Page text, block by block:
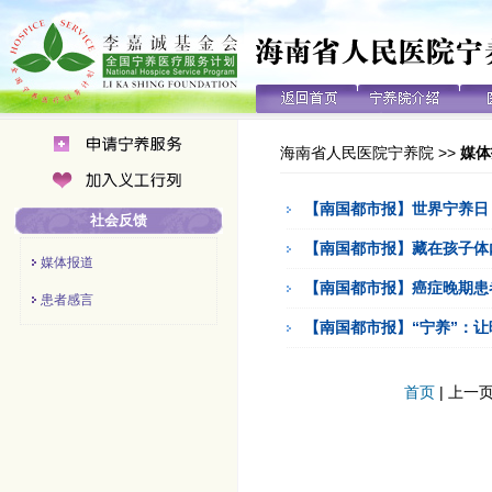
社会反馈
媒体报道
患者感言
海南省人民医院宁养院 >> 媒
【南国都市报】世界宁养
【南国都市报】藏在孩子
【南国都市报】癌症晚期
【南国都市报】“宁养”：
首页 | 上一